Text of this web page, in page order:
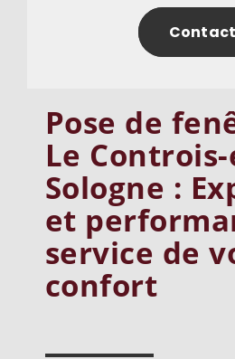
Contact
Pose de
Le
Sologne :
et
service de
confort